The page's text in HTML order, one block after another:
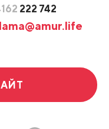
222 742